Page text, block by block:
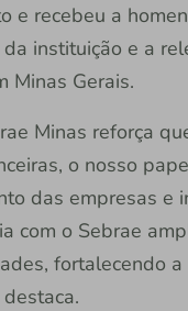
e recebeu a
instituição e a
Minas Gerais.
Minas reforça
o nosso
das empresas e
com o Sebrae
fortalecendo